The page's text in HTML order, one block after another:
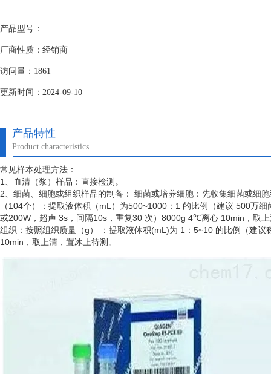
产品型号：
厂商性质：经销商
访问量：1861
更新时间：2024-09-10
产品特性
Product characteristics
常见样本处理方法：
1、血清（浆）样品：直接检测。
2、细菌、细胞或组织样品的制备： 细菌或培养细胞：先收集细菌或细
（104个）：提取液体积（mL）为500~1000：1 的比例（建议 500万
或200W，超声 3s，间隔10s，重复30 次）8000g 4℃离心 10min，取
组织：按照组织质量（g） ：提取液体积(mL)为 1：5~10 的比例（建
10min，取上清，置冰上待测。